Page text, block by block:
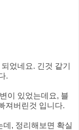
었네요. 긴것 같기
.
이 있었는데요, 블
져버린것 입니다.
, 정리해보면 확실